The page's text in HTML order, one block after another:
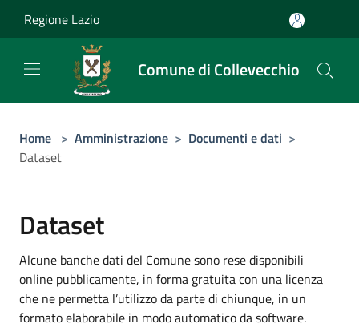
Regione Lazio
Comune di Collevecchio
Home > Amministrazione > Documenti e dati >
Dataset
Dataset
Alcune banche dati del Comune sono rese disponibili
online pubblicamente, in forma gratuita con una licenza
che ne permetta l’utilizzo da parte di chiunque, in un
formato elaborabile in modo automatico da software.